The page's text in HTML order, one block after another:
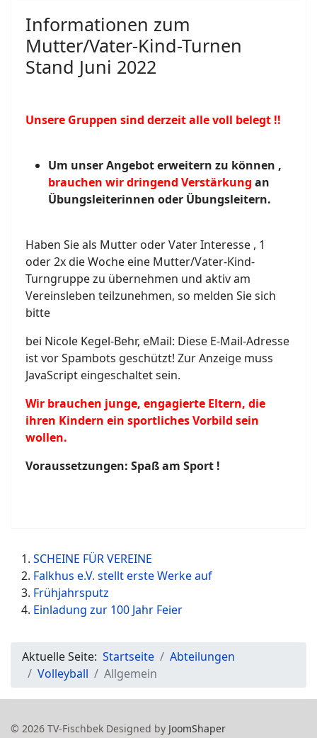
Informationen zum
Mutter/Vater-Kind-Turnen
Stand Juni 2022
Unsere Gruppen sind derzeit alle voll belegt !!
Um unser Angebot erweitern zu können ,
brauchen wir dringend Verstärkung an
Übungsleiterinnen oder Übungsleitern.
Haben Sie als Mutter oder Vater Interesse , 1
oder 2x die Woche eine Mutter/Vater-Kind-
Turngruppe zu übernehmen und aktiv am
Vereinsleben teilzunehmen, so melden Sie sich
bitte
bei Nicole Kegel-Behr, eMail: Diese E-Mail-Adresse
ist vor Spambots geschützt! Zur Anzeige muss
JavaScript eingeschaltet sein.
Wir brauchen junge, engagierte Eltern, die
ihren Kindern ein sportliches Vorbild sein
wollen.
Voraussetzungen: Spaß am Sport !
SCHEINE FÜR VEREINE
Falkhus e.V. stellt erste Werke auf
Frühjahrsputz
Einladung zur 100 Jahr Feier
Aktuelle Seite: Startseite
Abteilungen
Volleyball
Allgemein
© 2026 TV-Fischbek Designed by JoomShaper